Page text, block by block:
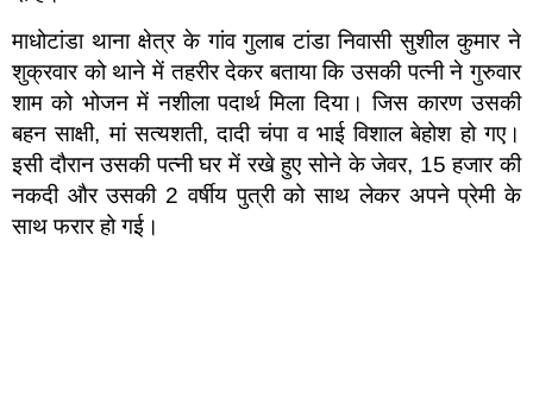
माधोटांडा थाना क्षेत्र के गांव गुलाब टांडा निवासी सुशील कुमार ने
शुक्रवार को थाने में तहरीर देकर बताया कि उसकी पत्नी ने गुरुवार
शाम को भोजन में नशीला पदार्थ मिला दिया। जिस कारण उसकी
बहन साक्षी, मां सत्यशती, दादी चंपा व भाई विशाल बेहोश हो गए।
इसी दौरान उसकी पत्नी घर में रखे हुए सोने के जेवर, 15 हजार की
नकदी और उसकी 2 वर्षीय पुत्री को साथ लेकर अपने प्रेमी के
साथ फरार हो गई।